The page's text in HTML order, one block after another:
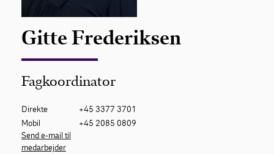
Gitte Frederiksen
Fagkoordinator
Direkte
+45 3377 3701
Mobil
+45 2085 0809
Send e-mail til
medarbejder